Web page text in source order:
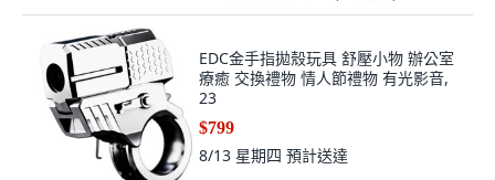
EDC金手指拋殼玩具 舒壓小物 辦公室
療癒 交換禮物 情人節禮物 有光影音,
23
$799
8/13 星期四 預計送達